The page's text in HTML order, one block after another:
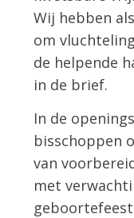
Wij hebben
om
de helpende
in de brief.
In de
bisschoppen
van
met
geboortefeest